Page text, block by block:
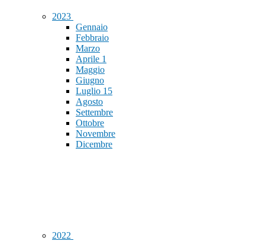
2023
Gennaio
Febbraio
Marzo
Aprile 1
Maggio
Giugno
Luglio 15
Agosto
Settembre
Ottobre
Novembre
Dicembre
2022